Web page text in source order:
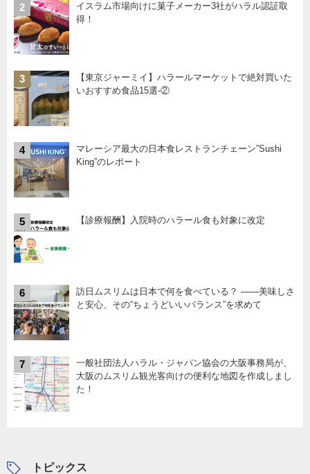
2
イスラム市場向けに菓子メーカー3社がハラル認証取
得！
3
【東京ジャーミイ】ハラールマーケットで絶対買いた
いおすすめ食品15選-②
4
マレーシア最大の日本食レストランチェーン”Sushi
King”のレポート
5 【診療報酬】入院時のハラール食も対象に改定
6
訪日ムスリムは日本で何を食べている？ ――美味しさ
と安心、その“ちょうどいいバランス”を求めて
7
一般社団法人ハラル・ジャパン協会の大阪事務局が、
大阪のムスリム観光客向けの便利な地図を作成しまし
た！
トピックス